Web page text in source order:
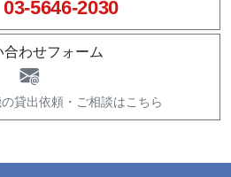
03-5646-2030
合わせフォーム
貸出依頼・ ご相談はこちら